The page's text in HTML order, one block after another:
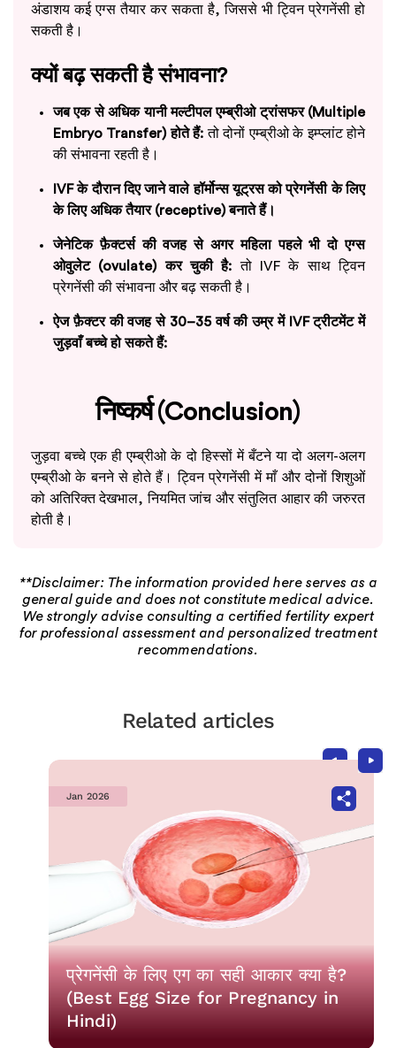
अंडाशय कई एग्स तैयार कर सकता है, जिससे भी ट्विन प्रेगनेंसी हो
सकती है।
क्यों बढ़ सकती है संभावना?
जब एक से अधिक यानी मल्टीपल एम्ब्रीओ ट्रांसफर (Multiple
Embryo Transfer) होते हैं: तो दोनों एम्ब्रीओ के इम्प्लांट होने
की संभावना रहती है।
IVF के दौरान दिए जाने वाले हॉर्मोन्स यूट्रस को प्रेगनेंसी के लिए
के लिए अधिक तैयार (receptive) बनाते हैं।
जेनेटिक फ़ैक्टर्स की वजह से अगर महिला पहले भी दो एग्स
ओवुलेट (ovulate) कर चुकी है: तो IVF के साथ ट्विन
प्रेगनेंसी की संभावना और बढ़ सकती है।
ऐज फ़ैक्टर की वजह से 30–35 वर्ष की उम्र में IVF ट्रीटमेंट में
जुड़वाँ बच्चे हो सकते हैं:
निष्कर्ष (Conclusion)
जुड़वा बच्चे एक ही एम्ब्रीओ के दो हिस्सों में बँटने या दो अलग-अलग
एम्ब्रीओ के बनने से होते हैं। ट्विन प्रेगनेंसी में माँ और दोनों शिशुओं
को अतिरिक्त देखभाल, नियमित जांच और संतुलित आहार की जरुरत
होती है।
**Disclaimer: The information provided here serves as a
general guide and does not constitute medical advice.
We strongly advise consulting a certified fertility expert
for professional assessment and personalized treatment
recommendations.
Related articles
Jan 2026
प्रेगनेंसी के लिए एग का सही आकार क्या है?
(Best Egg Size for Pregnancy in
Hindi)